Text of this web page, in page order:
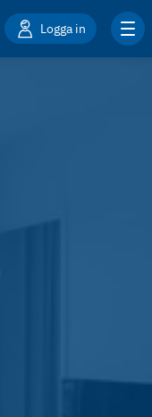
Logga in